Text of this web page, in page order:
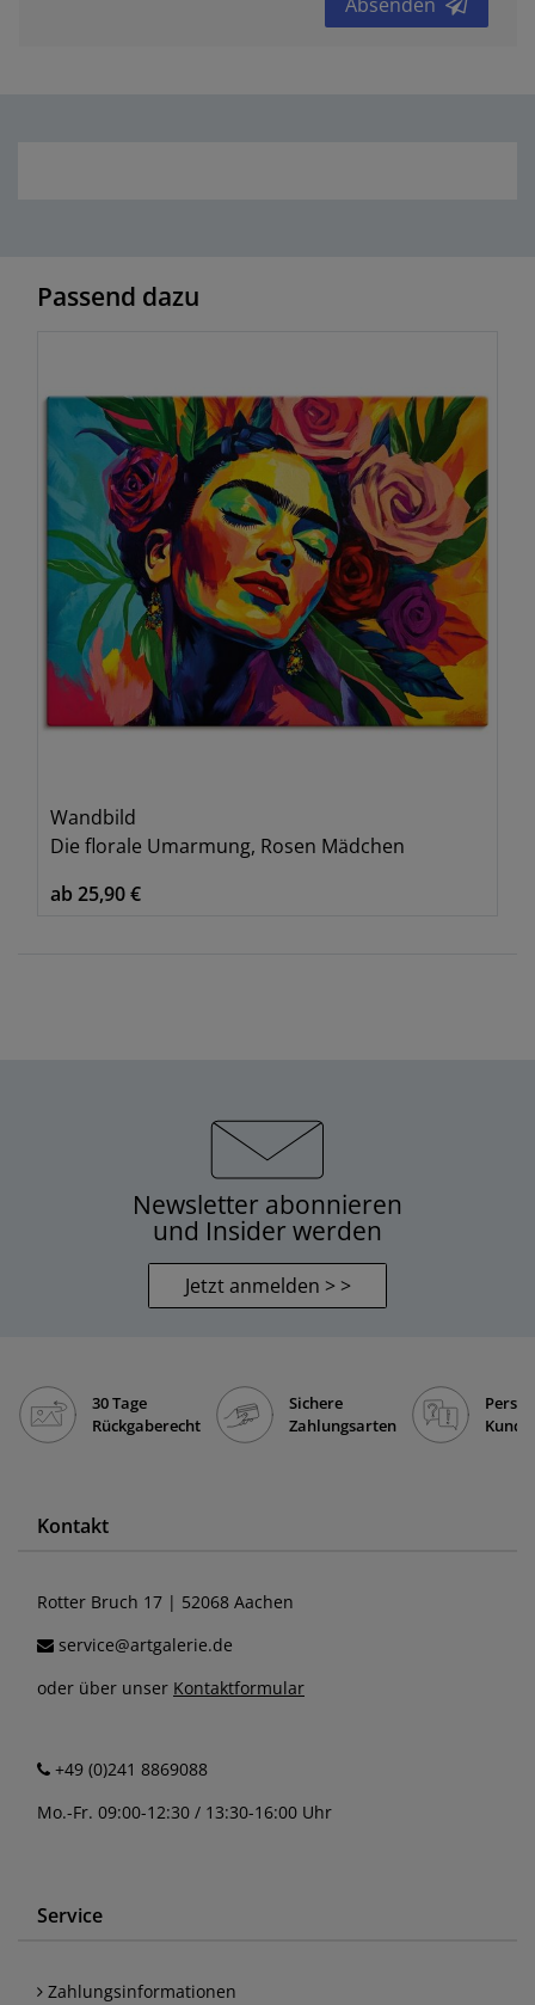
Passend dazu
Wandbild
Die florale Umarmung, Rosen Mädchen
ab 25,90 €
Newsletter abonnieren
und Insider werden
Jetzt anmelden > >
30 Tage
Rückgaberecht
Sichere
Zahlungsarten
Kontakt
Rotter Bruch 17 | 52068 Aachen
service@artgalerie.de
oder über unser Kontaktformular
+49 (0)241 8869088
Mo.-Fr. 09:00-12:30 / 13:30-16:00 Uhr
Service
Zahlungsinformationen